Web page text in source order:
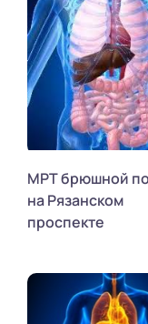
МРТ брюшной
на Рязанском
проспекте